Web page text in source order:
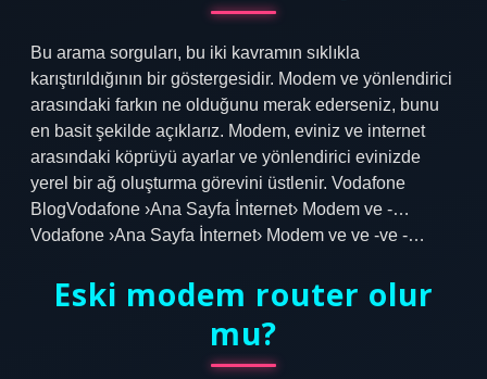
Bu arama sorguları, bu iki kavramın sıklıkla
karıştırıldığının bir göstergesidir. Modem ve yönlendirici
arasındaki farkın ne olduğunu merak ederseniz, bunu
en basit şekilde açıklarız. Modem, eviniz ve internet
arasındaki köprüyü ayarlar ve yönlendirici evinizde
yerel bir ağ oluşturma görevini üstlenir. Vodafone
BlogVodafone ›Ana Sayfa İnternet› Modem ve -…
Vodafone ›Ana Sayfa İnternet› Modem ve ve -ve -…
Eski modem router olur
mu?